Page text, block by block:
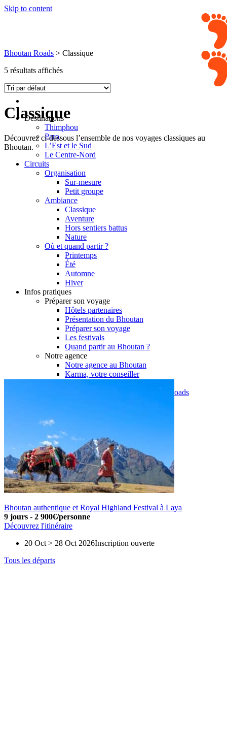
Skip to content
Destinations
Thimphou
Paro
L’Est et le Sud
Le Centre-Nord
Circuits
Organisation
Sur-mesure
Petit groupe
Ambiance
Classique
Aventure
Hors sentiers battus
Nature
Où et quand partir ?
Printemps
Été
Automne
Hiver
Infos pratiques
Préparer son voyage
Hôtels partenaires
Présentation du Bhoutan
Préparer son voyage
Les festivals
Quand partir au Bhoutan ?
Notre agence
Notre agence au Bhoutan
Karma, votre conseiller
Garanties et engagements Asian Roads
09 83 40 65 79
Bhoutan Roads > Classique
5 résultats affichés
Classique
Découvrez ci-dessous l’ensemble de nos voyages classiques au
Bhoutan.
Bhoutan authentique et Royal Highland Festival à Laya
9 jours - 2 900€/personne
Découvrez l'itinéraire
20 Oct > 28 Oct 2026Inscription ouverte
Tous les départs